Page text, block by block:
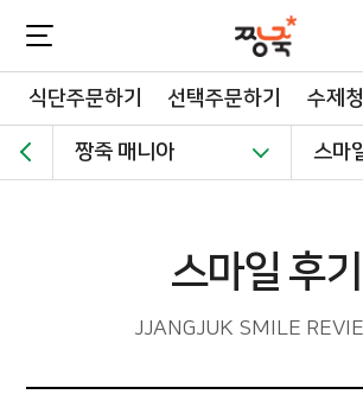
식단주문하기 선택주문하기 수제청
짱죽 매니아 스마
스마일 후기
JJANGJUK SMILE